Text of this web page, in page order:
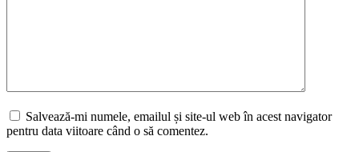
Salvează-mi numele, emailul și site-ul web în acest navigator
pentru data viitoare când o să comentez.